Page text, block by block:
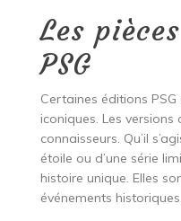
Les
PSG
Certaines éditions
iconiques. Les
connaisseurs. Qu’il
étoile ou d’une série
histoire unique. Elles
événements historiques.